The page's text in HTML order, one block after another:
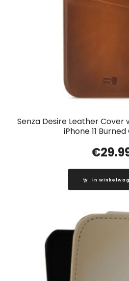
Senza Desire Leather Cover
iPhone 11
€
In